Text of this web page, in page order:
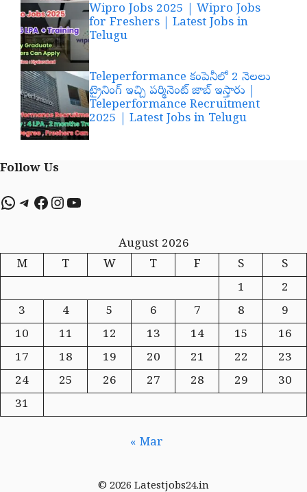
Wipro Jobs 2025 | Wipro Jobs
for Freshers | Latest Jobs in
Telugu
Teleperformance కంపెనీలో 2 నెలలు
ట్రైనింగ్ ఇచ్చి పర్మినెంట్ జాబ్ ఇస్తారు |
Teleperformance Recruitment
2025 | Latest Jobs in Telugu
Follow Us
WhatsApp
Telegram
Facebook
Instagram
YouTube
August 2026
M
T W T F S
S
1
2
3
4 5 6 7 8
9
10
11 12 13 14 15
16
17
18 19 20 21 22
23
24
25 26 27 28 29
30
31
« Mar
© 2026 Latestjobs24.in